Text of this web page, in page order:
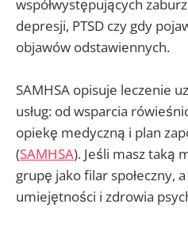
współwystępujących
depresji, PTSD czy gdy
objawów odstawiennych.
SAMHSA opisuje leczenie
usług: od wsparcia
opiekę medyczną i plan
(SAMHSA). Jeśli masz taką
grupę jako filar społeczny,
umiejętności i zdrowia